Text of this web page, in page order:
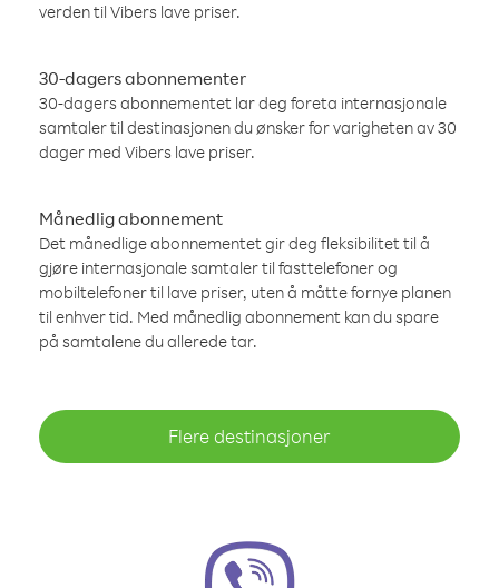
verden til Vibers lave priser.
30-dagers abonnementer
30-dagers abonnementet lar deg foreta internasjonale
samtaler til destinasjonen du ønsker for varigheten av 30
dager med Vibers lave priser.
Månedlig abonnement
Det månedlige abonnementet gir deg fleksibilitet til å
gjøre internasjonale samtaler til fasttelefoner og
mobiltelefoner til lave priser, uten å måtte fornye planen
til enhver tid. Med månedlig abonnement kan du spare
på samtalene du allerede tar.
Flere destinasjoner